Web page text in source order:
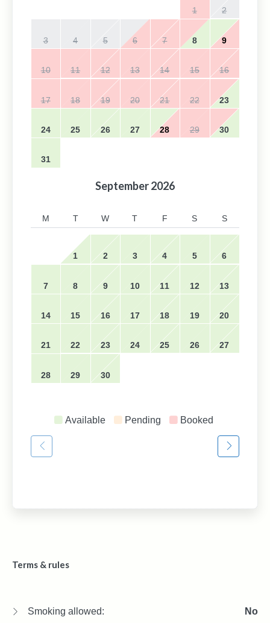
1 2
3 4 5 6 7 8 9
10 11 12 13 14 15 16
17 18 19 20 21 22 23
24 25 26 27 28 29 30
31
September2026
M T W T F S S
1 2 3 4 5 6
7 8 9 10 11 12 13
14 15 16 17 18 19 20
21 22 23 24 25 26 27
28 29 30
Available Pending Booked
Terms & rules
Smoking allowed: No